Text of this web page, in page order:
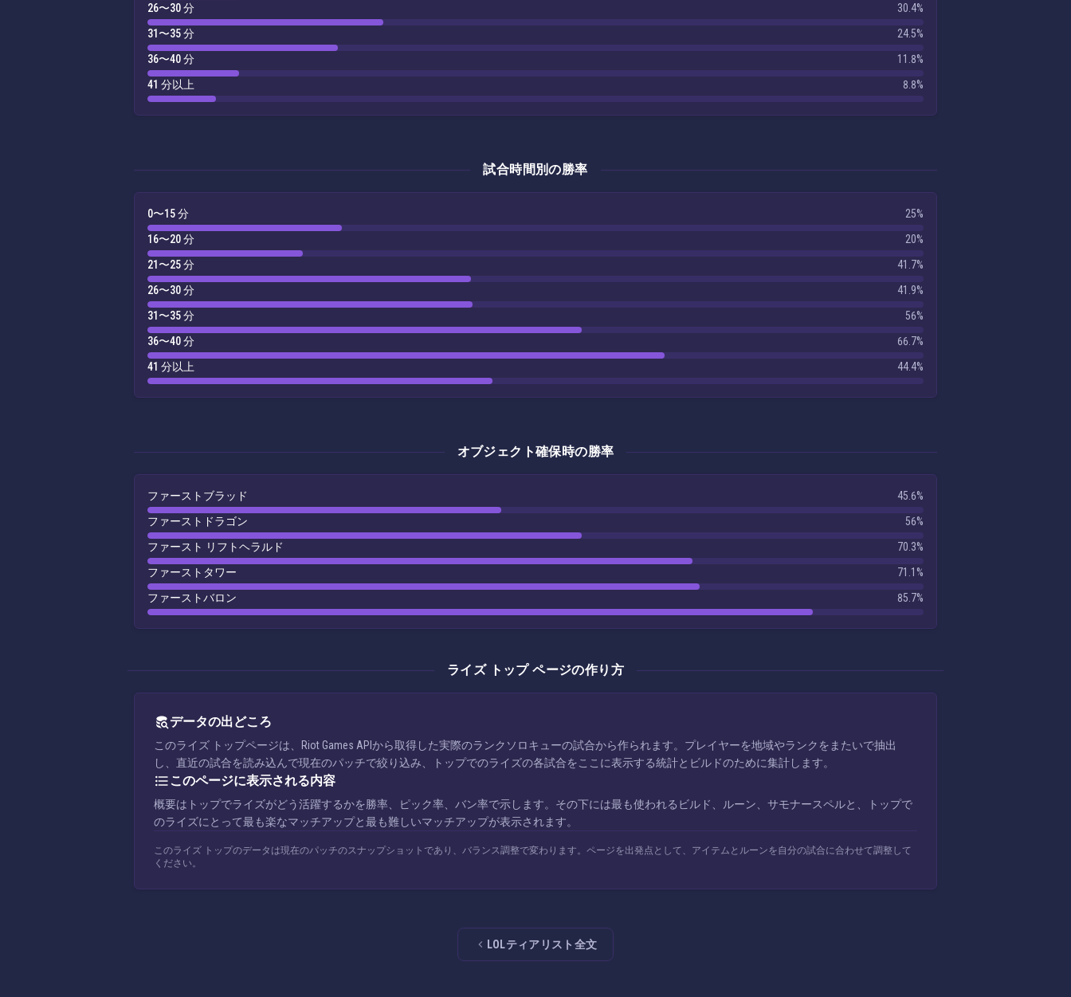
26〜30 分
30.4%
31〜35 分
24.5%
36〜40 分
11.8%
41 分以上
8.8%
試合時間別の勝率
0〜15 分
25%
16〜20 分
20%
21〜25 分
41.7%
26〜30 分
41.9%
31〜35 分
56%
36〜40 分
66.7%
41 分以上
44.4%
オブジェクト確保時の勝率
ファーストブラッド
45.6%
ファーストドラゴン
56%
ファースト リフトヘラルド
70.3%
ファーストタワー
71.1%
ファーストバロン
85.7%
ライズ トップ ページの作り方
データの出どころ
このライズ トップページは、Riot Games APIから取得した実際のランクソロキューの試合から作られます。プレイヤーを地域やランクをまたいで抽出
し、直近の試合を読み込んで現在のパッチで絞り込み、トップでのライズの各試合をここに表示する統計とビルドのために集計します。
このページに表示される内容
概要はトップでライズがどう活躍するかを勝率、ピック率、バン率で示します。その下には最も使われるビルド、ルーン、サモナースペルと、トップで
のライズにとって最も楽なマッチアップと最も難しいマッチアップが表示されます。
このライズ トップのデータは現在のパッチのスナップショットであり、バランス調整で変わります。ページを出発点として、アイテムとルーンを自分の試合に合わせて調整して
ください。
LOLティアリスト全文